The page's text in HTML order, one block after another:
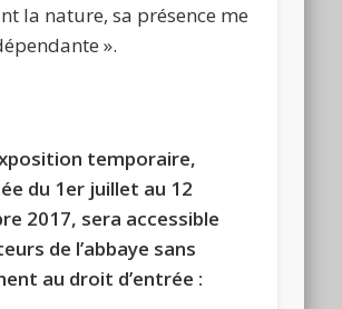
la nature, sa présence me
».
temporaire,
du 1er juillet au 12
2017, sera accessible
de l’abbaye sans
au droit d’entrée :